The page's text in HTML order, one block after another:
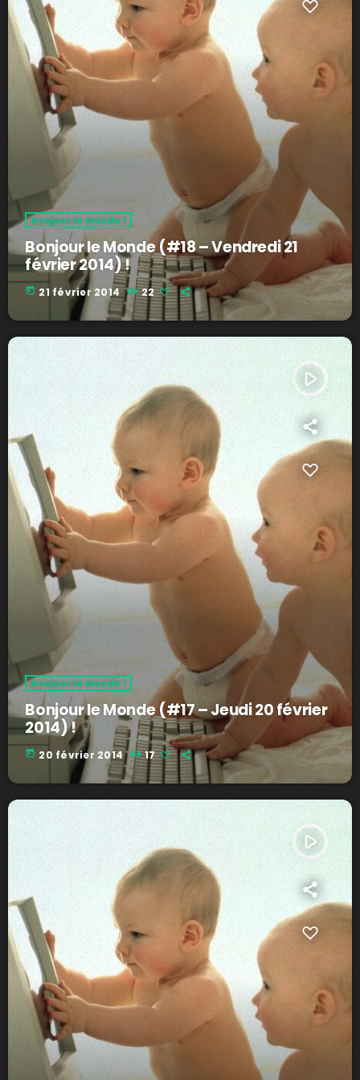
Bonjour le Monde !
Bonjour le Monde (#18 – Vendredi 21
février 2014) !
today 21 février 2014 22
play_arrow
Bonjour le Monde !
Bonjour le Monde (#17 – Jeudi 20 février
2014) !
today 20 février 2014 17
play_arrow